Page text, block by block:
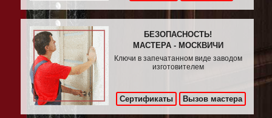
БЕЗОПАСНОСТЬ!
МАСТЕРА - МОСКВИЧИ
Ключи в запечатанном виде заводом
изготовителем
Сертификаты Вызов мастера